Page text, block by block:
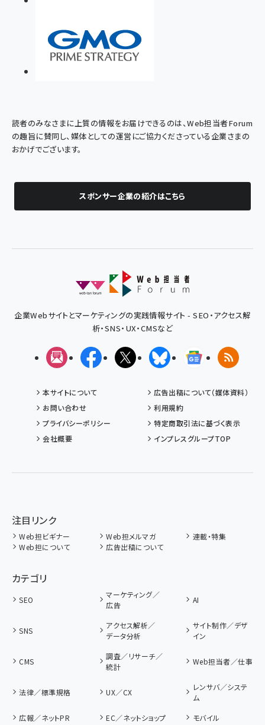
読者のみなさまに上質の情報をお届けできるのは、Web担当者Forum
の趣旨に賛同し、媒体としての運営にご協力くださっている企業さまの
おかげでございます。
スポンサー企業の紹介はこちら
企業Webサイトとマーケティングの実践情報サイト - SEO・アクセス解
析・SNS・UX・CMSなど
メルマガFacebookX(エックス)BlueskyGoogleニュ
RSS
本サイトについて
広告出稿について（媒体資料）
お問い合わせ
利用規約
プライバシーポリシー
特定商取引法に基づく表示
会社概要
インプレスグループTOP
注目リンク
Web担ビギナー Web担メルマガ
連載・特集
Web担について
広告出稿について
カテゴリ
SEO
マーケティング／
広告
AI
SNS
アクセス解析／
データ分析
サイト制作／デザ
イン
CMS
調査／リサーチ／
統計
Web担当者／仕事
法律／標準規格 UX／CX
レンサバ／システ
ム
広報／ネットPR
EC／ネットショップ モバイル